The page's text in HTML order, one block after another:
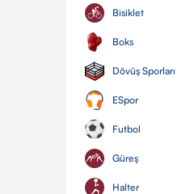
Bisiklet
Boks
Dövüş Sporları
ESpor
Futbol
Güreş
Halter